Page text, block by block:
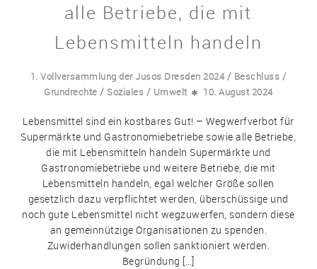
alle Betriebe, die mit
Lebensmitteln handeln
1. Vollversammlung der Jusos Dresden 2024/ Beschluss /
Grundrechte / Soziales / Umwelt 10. August 2024
Lebensmittel sind ein kostbares Gut! – Wegwerfverbot für
Supermärkte und Gastronomiebetriebe sowie alle Betriebe,
die mit Lebensmitteln handeln Supermärkte und
Gastronomiebetriebe und weitere Betriebe, die mit
Lebensmitteln handeln, egal welcher Größe sollen
gesetzlich dazu verpflichtet werden, überschüssige und
noch gute Lebensmittel nicht wegzuwerfen, sondern diese
an gemeinnützige Organisationen zu spenden.
Zuwiderhandlungen sollen sanktioniert werden.
Begründung […]